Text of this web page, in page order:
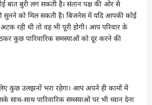
बात बुरी लग सकती है। संतान पक्ष की ओर से
को मिल सकती है। बिजनेस में यदि आपकी कोई
रही थी तो वह भी पूरी होगी। आप परिवार के
कुछ पारिवारिक समस्याओं को दूर करने की
कुछ उलझनों भरा रहेगा। आप अपने ही कामों में
साथ पारिवारिक समस्याओं पर भी ध्यान देना